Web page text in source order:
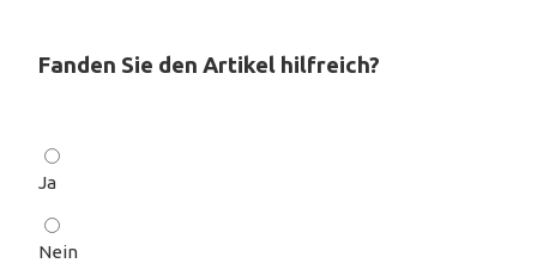
Fanden Sie den Artikel hilfreich?
Ja
Nein